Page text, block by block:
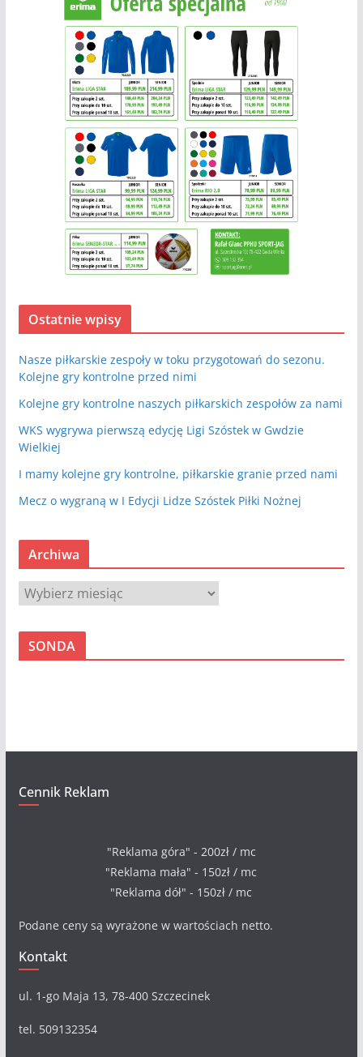
Ostatnie wpisy
Nasze piłkarskie zespoły w toku przygotowań do sezonu.
Kolejne gry kontrolne przed nimi
Kolejne gry kontrolne naszych piłkarskich zespołów za nami
WKS wygrywa pierwszą edycję Ligi Szóstek w Gwdzie
Wielkiej
I mamy kolejne gry kontrolne, piłkarskie granie przed nami
Mecz o wygraną w I Edycji Lidze Szóstek Piłki Nożnej
Archiwa
A
r
c
SONDA
Cennik Reklam
"Reklama góra" - 200zł / mc
"Reklama mała" - 150zł / mc
"Reklama dół" - 150zł / mc
Podane ceny są wyrażone w wartościach netto.
Kontakt
ul. 1-go Maja 13, 78-400 Szczecinek
tel. 509132354